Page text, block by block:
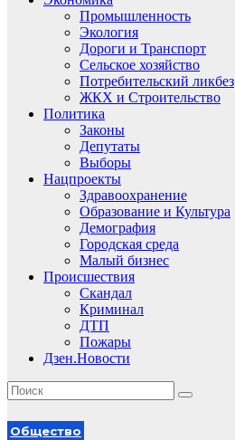
Промышленность
Экология
Дороги и Транспорт
Сельское хозяйство
Потребительский ликбез
ЖКХ и Строительство
Политика
Законы
Депутаты
Выборы
Нацпроекты
Здравоохранение
Образование и Культура
Демография
Городская среда
Малый бизнес
Происшествия
Скандал
Криминал
ДТП
Пожары
Дзен.Новости
Общество